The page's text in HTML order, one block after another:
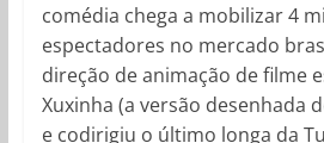
comédia chega a mobilizar 4
espectadores no mercado
direção de animação de filme
Xuxinha (a versão desenhada
e codirigiu o último longa da